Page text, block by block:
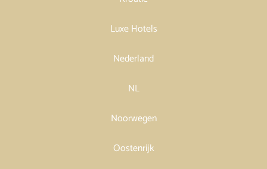
Luxe Hotels
Nederland
NL
Noorwegen
Oostenrijk